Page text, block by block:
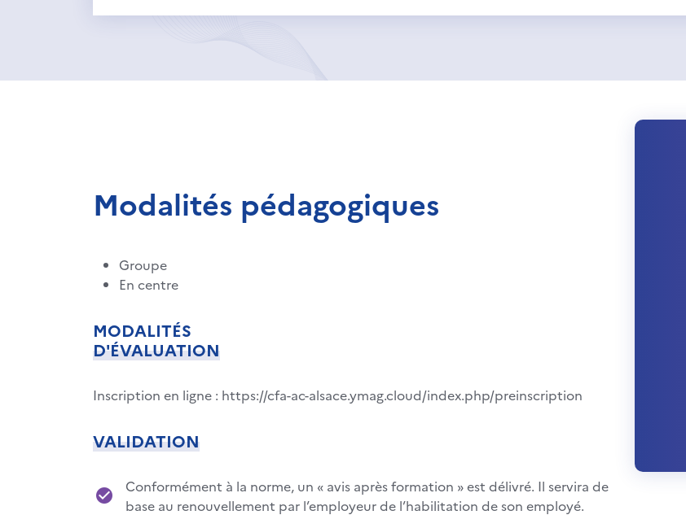
Modalités pédagogiques
Groupe
En centre
MODALITÉS
D'ÉVALUATION
Inscription en ligne : https://cfa-ac-alsace.ymag.cloud/index.php/preinscription
VALIDATION
Conformément à la norme, un « avis après formation » est délivré. Il servira de
base au renouvellement par l’employeur de l’habilitation de son employé.